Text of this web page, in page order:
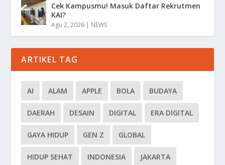
Cek Kampusmu! Masuk Daftar Rekrutmen
KAI?
Agu 2, 2026 | NEWS
ARTIKEL TAG
AI ALAM APPLE BOLA BUDAYA
DAERAH DESAIN DIGITAL ERA DIGITAL
GAYA HIDUP GEN Z GLOBAL
HIDUP SEHAT INDONESIA JAKARTA